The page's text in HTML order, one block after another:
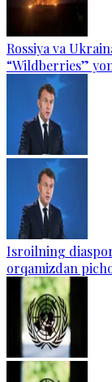
Rossiya va
“Wildberries”
Isroilning
orqamizdan